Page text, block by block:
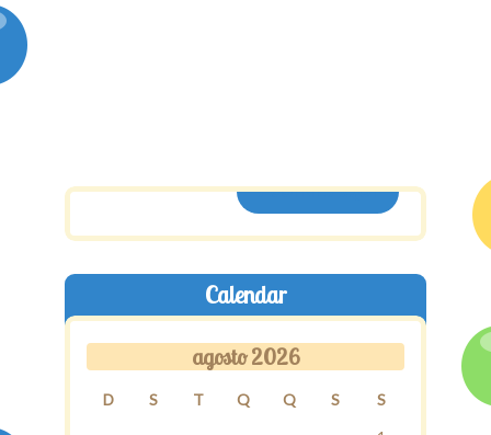
ASSINE AQUI
Calendar
agosto 2026
D S T Q Q S
S